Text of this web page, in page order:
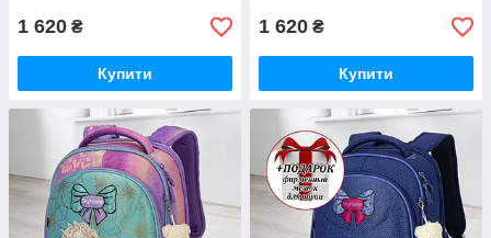
1 620 ₴
Купити
1 620 ₴
Купити